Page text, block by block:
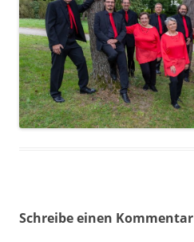
Schreibe einen Kommentar